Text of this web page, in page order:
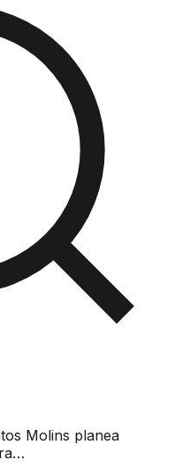
Molins planea